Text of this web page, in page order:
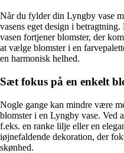
Når du fylder din Lyngby vase
vasens eget design i
vasen fortjener blomster, der
at vælge blomster i en
en harmonisk helhed.
Sæt fokus på en enkelt
Nogle gange kan mindre være
blomster i en Lyngby vase. Ved
f.eks. en ranke lilje eller en
iøjnefaldende dekoration, der
skønhed.